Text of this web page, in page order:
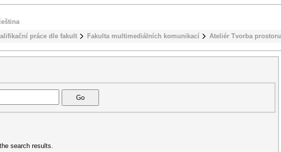
práce dle fakult Fakulta multimediálních komunikací Ateliér Tvorba prostoru
search results.